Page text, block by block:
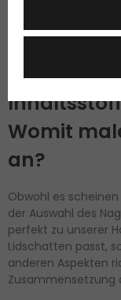
Womit
an?
Obwohl es
der Auswahl des
perfekt zu unserer
Lidschatten passt,
anderen Aspekten
Zusammensetzung